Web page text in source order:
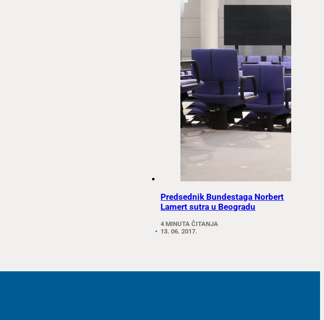
Predsednik Bundestaga Norbert
Lamert sutra u Beogradu
4 MINUTA ČITANJA
13. 06. 2017.